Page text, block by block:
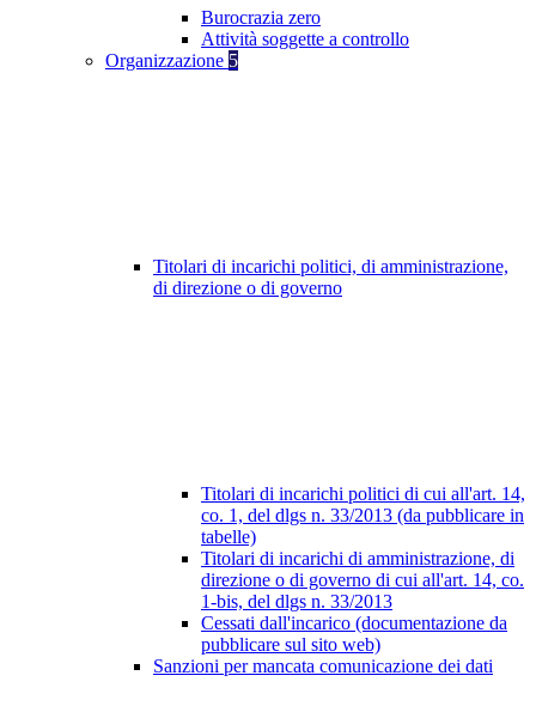
Burocrazia zero
Attività soggette a controllo
Organizzazione 5
Titolari di incarichi politici, di amministrazione,
di direzione o di governo
Titolari di incarichi politici di cui all'art. 14,
co. 1, del dlgs n. 33/2013 (da pubblicare in
tabelle)
Titolari di incarichi di amministrazione, di
direzione o di governo di cui all'art. 14, co.
1-bis, del dlgs n. 33/2013
Cessati dall'incarico (documentazione da
pubblicare sul sito web)
Sanzioni per mancata comunicazione dei dati